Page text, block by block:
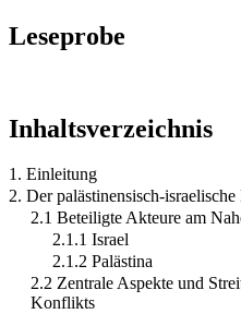
Leseprobe
Inhaltsverzeichnis
1. Einleitung
2. Der palästinensisch-
2.1 Beteiligte Akteure am
2.1.1 Israel
2.1.2 Palästina
2.2 Zentrale Aspekte und
Konflikts